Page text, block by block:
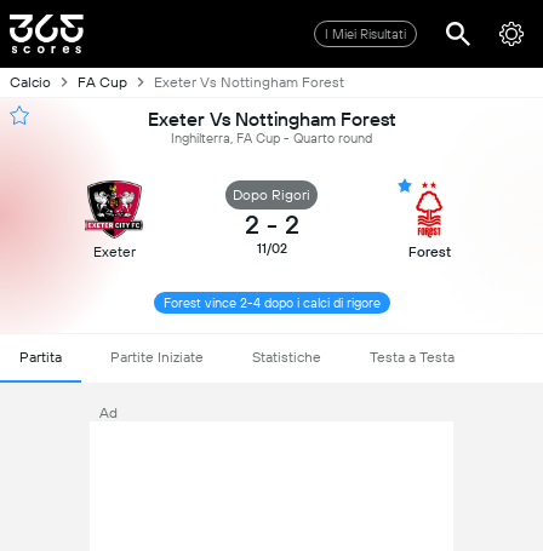
I Miei Risultati
Calcio FA Cup Exeter Vs Nottingham Forest
Exeter Vs Nottingham Forest
Inghilterra, FA Cup - Quarto round
Exeter
Dopo Rigori
2 - 2
11/02 Forest
Forest vince 2-4 dopo i calci di rigore
Partita Partite Iniziate Statistiche Testa a Testa
Ad